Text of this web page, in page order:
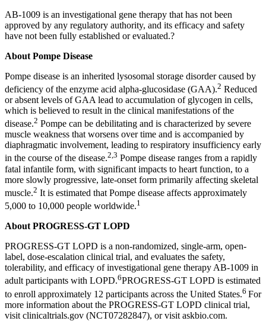
AB-1009 is an investigational gene therapy that has not been
approved by any regulatory authority, and its efficacy and safety
have not been fully established or evaluated.?
About Pompe Disease
Pompe disease is an inherited lysosomal storage disorder caused by
deficiency of the enzyme acid alpha-glucosidase (GAA).2 Reduced
or absent levels of GAA lead to accumulation of glycogen in cells,
which is believed to result in the clinical manifestations of the
disease.2 Pompe can be debilitating and is characterized by severe
muscle weakness that worsens over time and is accompanied by
diaphragmatic involvement, leading to respiratory insufficiency early
in the course of the disease.2,3 Pompe disease ranges from a rapidly
fatal infantile form, with significant impacts to heart function, to a
more slowly progressive, late-onset form primarily affecting skeletal
muscle.2 It is estimated that Pompe disease affects approximately
5,000 to 10,000 people worldwide.1
About PROGRESS-GT LOPD
PROGRESS-GT LOPD is a non-randomized, single-arm, open-
label, dose-escalation clinical trial, and evaluates the safety,
tolerability, and efficacy of investigational gene therapy AB-1009 in
adult participants with LOPD.6PROGRESS-GT LOPD is estimated
to enroll approximately 12 participants across the United States.6 For
more information about the PROGRESS-GT LOPD clinical trial,
visit clinicaltrials.gov (NCT07282847), or visit askbio.com.